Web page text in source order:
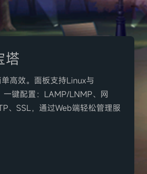
塔
高效。面板支持Linux与
键配置：LAMP/LNMP、网
、SSL，通过Web端轻松管理服